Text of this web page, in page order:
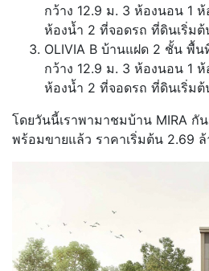
กว้าง 12.9 ม. 3 ห้องนอน 1
ห้องน้ำ 2 ที่จอดรถ ที่ดินเริ่มต้
OLIVIA B บ้านแฝด 2 ชั้น พื้
กว้าง 12.9 ม. 3 ห้องนอน 1
ห้องน้ำ 2 ที่จอดรถ ที่ดินเริ่มต้
โดยวันนี้เราพามาชมบ้าน MIRA กัน
พร้อมขายแล้ว ราคาเริ่มต้น 2.69